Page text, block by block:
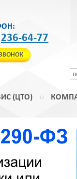
236-64-77
(ЦТО)